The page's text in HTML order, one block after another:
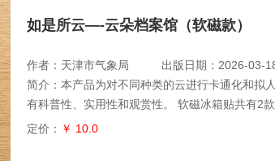
如是所云—-云朵档案馆（软磁款）
作者：天津市气象局
出版日期：2026-03-
简介：本产品为对不同种类的云进行卡通化和拟
有科普性、实用性和观赏性。 软磁冰箱贴共有2
云卡片1张，卷云卡片1张），积云、高积云组合
定价： ￥ 10.0